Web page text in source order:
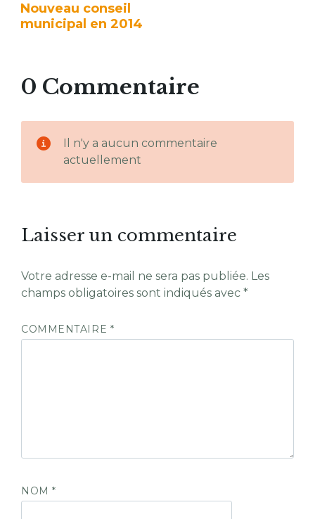
Nouveau conseil
municipal en 2014
0 Commentaire
Il n'y a aucun commentaire
actuellement
Laisser un commentaire
Votre adresse e-mail ne sera pas publiée. Les
champs obligatoires sont indiqués avec *
COMMENTAIRE *
NOM*